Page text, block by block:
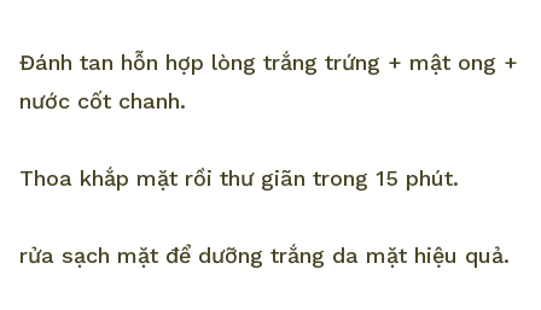
Đánh tan hỗn hợp lòng trắng trứng + mật ong +
nước cốt chanh.
Thoa khắp mặt rồi thư giãn trong 15 phút.
rửa sạch mặt để dưỡng trắng da mặt hiệu quả.